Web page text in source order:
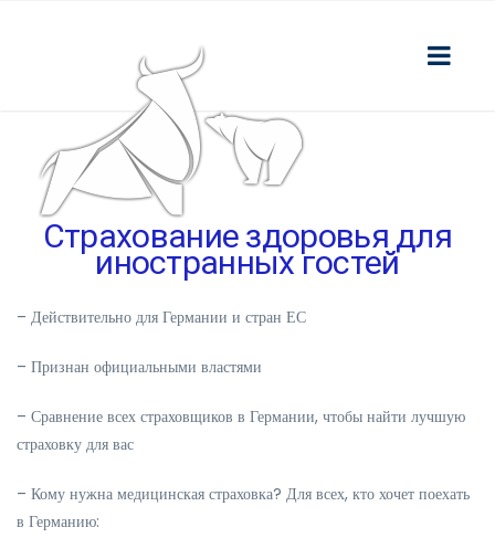
Страхование здоровья для
иностранных гостей
– Действительно для Германии и стран ЕС
– Признан официальными властями
– Сравнение всех страховщиков в Германии, чтобы найти лучшую
страховку для вас
– Кому нужна медицинская страховка? Для всех, кто хочет поехать
в Германию: